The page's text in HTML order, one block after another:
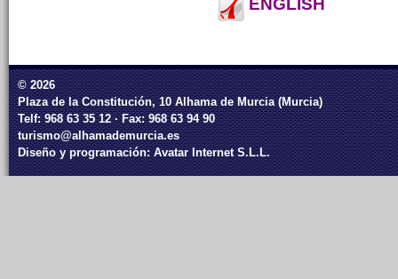
ENGLISH
© 2026
Plaza de la Constitución, 10 Alhama de Murcia (Murcia)
Telf: 968 63 35 12 · Fax: 968 63 94 90
turismo@alhamademurcia.es
Diseño y programación:Avatar Internet S.L.L.